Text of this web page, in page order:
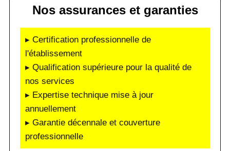
Nos assurances et garanties
▸ Certification professionnelle de
l'établissement
▸ Qualification supérieure pour la qualité de
nos services
▸ Expertise technique mise à jour
annuellement
▸ Garantie décennale et couverture
professionnelle